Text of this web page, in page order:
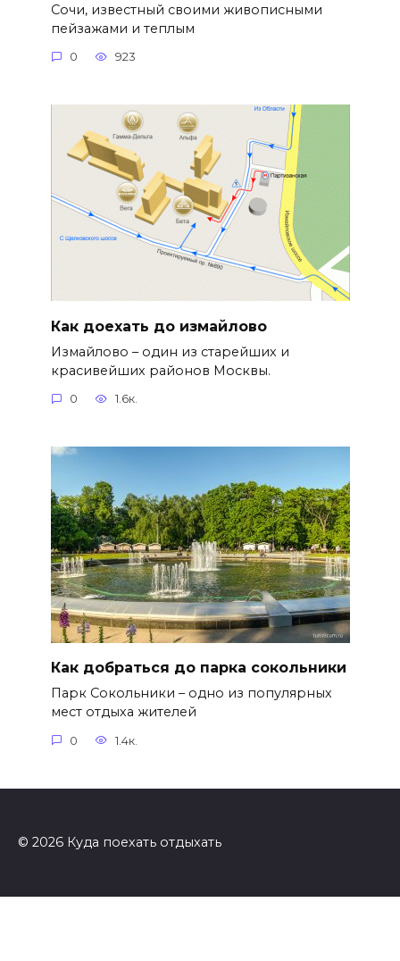
Сочи, известный своими живописными
пейзажами и теплым
0 923
Как доехать до измайлово
Измайлово – один из старейших и
красивейших районов Москвы.
0 1.6к.
Как добраться до парка сокольники
Парк Сокольники – одно из популярных
мест отдыха жителей
0 1.4к.
© 2026 Куда поехать отдыхать